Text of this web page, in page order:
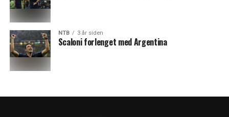
NTB 3 år siden
Scaloni forlenget med Argentina